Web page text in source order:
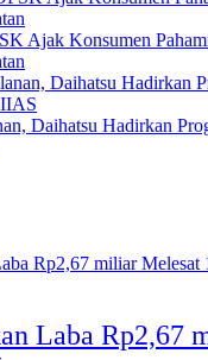
Ajak Konsumen
Daihatsu Hadirkan
Laba Rp2,67